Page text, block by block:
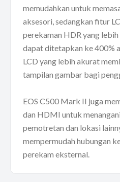
memudahkan untuk
aksesori, sedangkan fitur
perekaman HDR yang
dapat ditetapkan ke 400%
LCD yang lebih akurat
tampilan gambar bagi
EOS C500 Mark II juga
dan HDMI untuk
pemotretan dan lokasi
mempermudah hubungan
perekam eksternal.